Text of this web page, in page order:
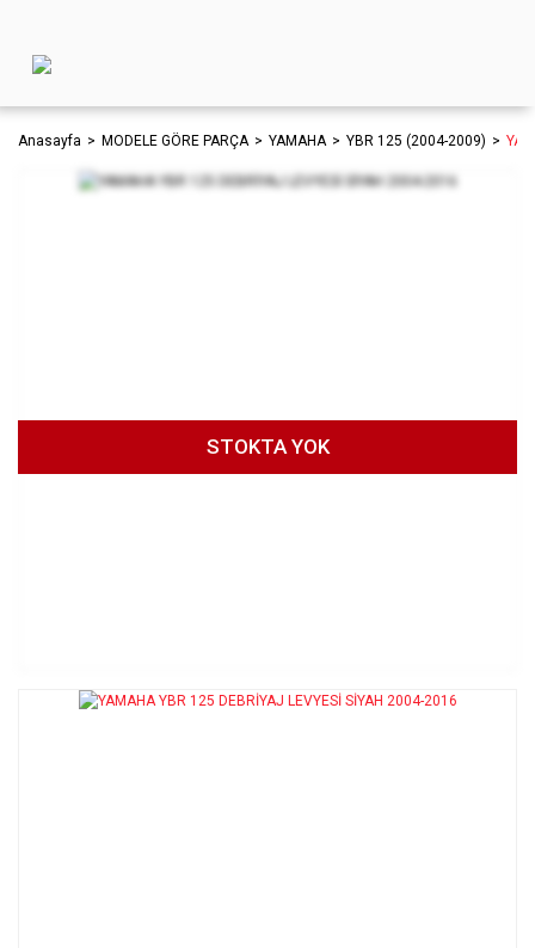
Anasayfa MODELE GÖRE PARÇA YAMAHA YBR 125 (2004-2009)
STOKTA YOK